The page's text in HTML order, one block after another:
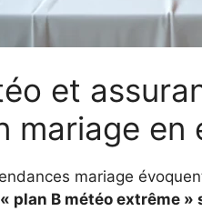
et
mariage en
mariage
plan B météo extrême